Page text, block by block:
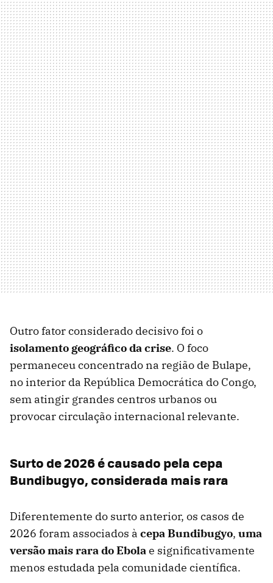
Outro fator considerado decisivo foi o
isolamento geográfico da crise. O foco
permaneceu concentrado na região de Bulape,
no interior da República Democrática do Congo,
sem atingir grandes centros urbanos ou
provocar circulação internacional relevante.
Surto de 2026 é causado pela cepa
Bundibugyo, considerada mais rara
Diferentemente do surto anterior, os casos de
2026 foram associados à cepa Bundibugyo, uma
versão mais rara do Ebolae significativamente
menos estudada pela comunidade científica.